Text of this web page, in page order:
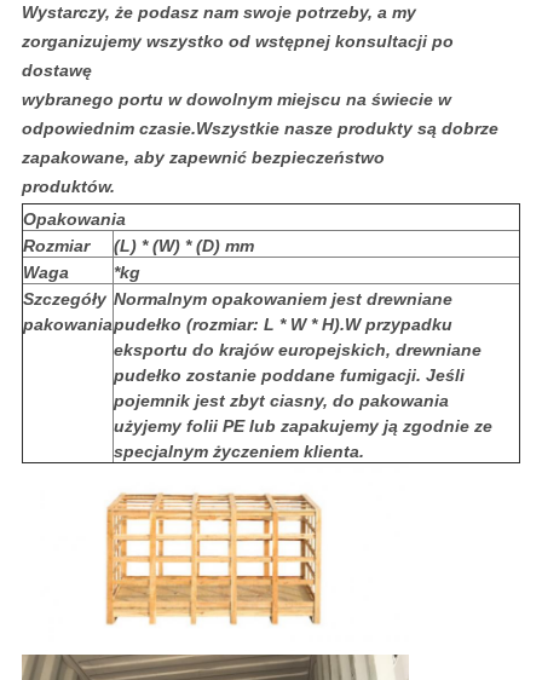
Wystarczy, że podasz nam swoje potrzeby, a my
zorganizujemy wszystko od wstępnej konsultacji po
dostawę
wybranego portu w dowolnym miejscu na świecie w
odpowiednim czasie.Wszystkie nasze produkty są dobrze
zapakowane, aby zapewnić bezpieczeństwo
produktów.
Opakowania
Rozmiar
(L) * (W) * (D) mm
Waga
*kg
Szczegóły
pakowania
Normalnym opakowaniem jest drewniane
pudełko (rozmiar: L * W * H).W przypadku
eksportu do krajów europejskich, drewniane
pudełko zostanie poddane fumigacji. Jeśli
pojemnik jest zbyt ciasny, do pakowania
użyjemy folii PE lub zapakujemy ją zgodnie ze
specjalnym życzeniem klienta.